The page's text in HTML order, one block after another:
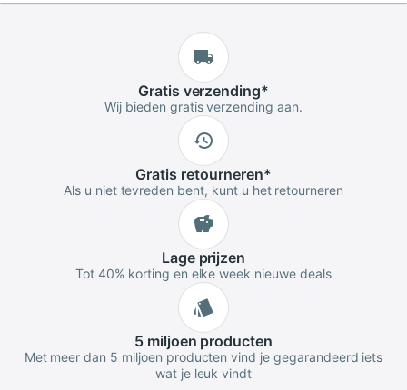
Gratis verzending*
Wij bieden gratis verzending aan.
Gratis retourneren*
Als u niet tevreden bent, kunt u het retourneren
Lageprijzen
Tot 40% korting en elke week nieuwe deals
5 miljoen producten
Met meer dan 5 miljoen producten vind je gegarandeerd iets
wat je leuk vindt